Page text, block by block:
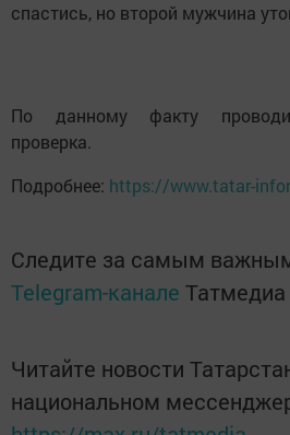
спастись, но второй мужчина
По данному факту
проверка.
Подробнее: https://www.tatar-
Следите за самым
Telegram-канале Татмедиа
Читайте новости
национальном